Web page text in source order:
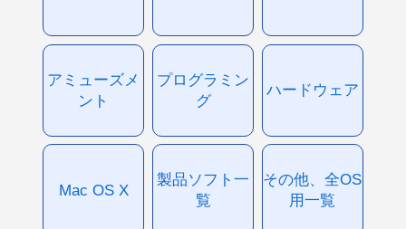
アミューズメ
ント
プログラミン
グ
ハードウェア
Mac OS X
製品ソフト一
覧
その他、全OS
用一覧